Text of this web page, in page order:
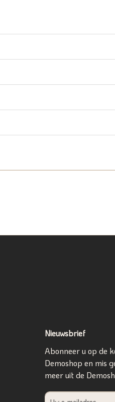
Nieuwsbrief
Abonneer u op de
Demoshop en mis
meer uit de